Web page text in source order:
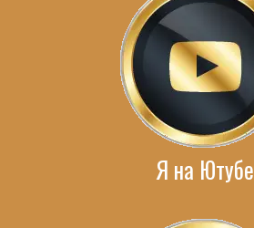
Я на Ютубе